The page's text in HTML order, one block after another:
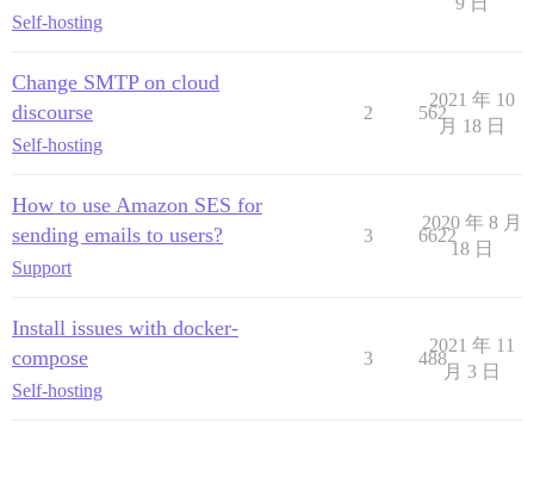
Self-hosting
Change SMTP on cloud
discourse
Self-hosting
2 562
2021 年 10
月 18 日
How to use Amazon SES for
sending emails to users?
Support
3 6622
2020 年 8 月
18 日
Install issues with docker-
compose
Self-hosting
3 488
2021 年 11
月 3 日